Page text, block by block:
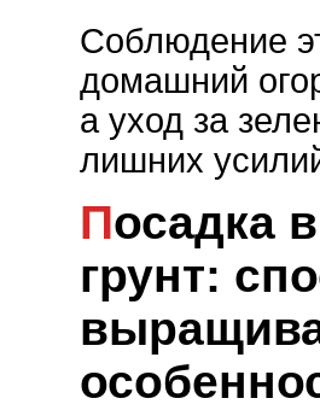
Соблюдение
домашний
а уход за
лишних
Посадка в воду или
грунт: